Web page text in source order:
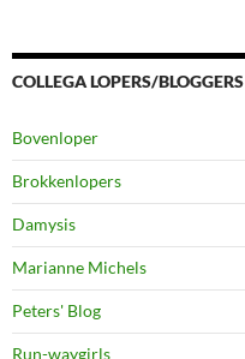
COLLEGA LOPERS/BLOGGERS
Bovenloper
Brokkenlopers
Damysis
Marianne Michels
Peters' Blog
Run-waygirls